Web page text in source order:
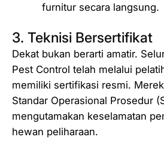
furnitur secara langsung.
3. Teknisi Bersertifikat
Dekat bukan berarti amatir.
Pest Control telah melalui
memiliki sertifikasi resmi.
Standar Operasional Prosedur
mengutamakan keselamatan
hewan peliharaan.